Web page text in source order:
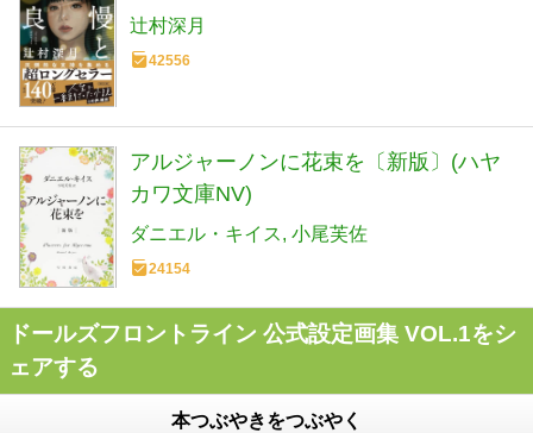
辻村深月
42556
アルジャーノンに花束を〔新版〕(ハヤ
カワ文庫NV)
ダニエル・キイス 小尾芙佐
24154
ドールズフロントライン 公式設定画集 VOL.1をシ
ェアする
本つぶやきをつぶやく